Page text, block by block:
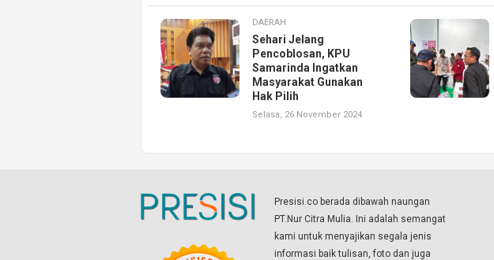
DAERAH
Sehari Jelang
Pencoblosan, KPU
Samarinda Ingatkan
Masyarakat Gunakan
Hak Pilih
Selasa, 26 November 2024
Presisi.co berada dibawah naungan
PT.Nur Citra Mulia. Ini adalah semangat
kami untuk menyajikan segala jenis
informasi baik tulisan, foto dan juga